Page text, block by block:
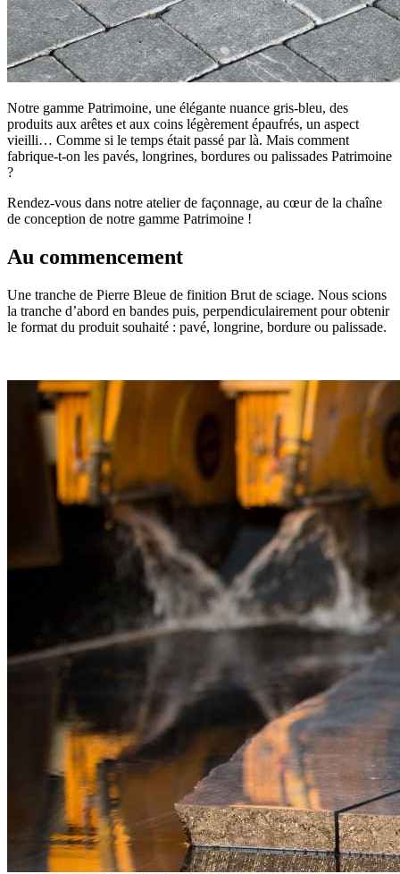
Notre gamme Patrimoine, une élégante nuance gris-bleu, des
produits aux arêtes et aux coins légèrement épaufrés, un aspect
vieilli… Comme si le temps était passé par là. Mais comment
fabrique-t-on les pavés, longrines, bordures ou palissades Patrimoine
?
Rendez-vous dans notre atelier de façonnage, au cœur de la chaîne
de conception de notre gamme Patrimoine !
Au commencement
Une tranche de Pierre Bleue de finition Brut de sciage. Nous scions
la tranche d’abord en bandes puis, perpendiculairement pour obtenir
le format du produit souhaité : pavé, longrine, bordure ou palissade.